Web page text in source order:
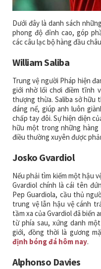
Dưới đây là danh sách
phong độ đỉnh cao, góp
các câu lạc bộ hàng đầu
William Saliba
Trung vệ người Pháp hiện
giới nhờ lối chơi điềm tĩnh
thượng thừa. Saliba sở
đáng nể, giúp anh luôn
chấp tay đôi. Sự hiện diện
hữu một trong những
điều thường xuyên được
Josko Gvardiol
Nếu phải tìm kiếm một hậu
Gvardiol chính là cái tên
Pep Guardiola, cầu thủ
trung vệ lẫn hậu vệ cánh
tầm xa của Gvardiol đã biến
từ phía sau, xứng danh
giới, đồng thời là gương
định bóng đá hôm nay.
Alphonso Davies